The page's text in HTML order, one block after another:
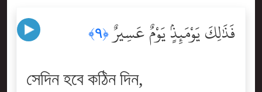
فَذَٰلِكَ يَوْمَئِذٍۢ يَوْمٌ عَسِيرٌ﴿٩﴾
সেদিন হবে কঠিন দিন,